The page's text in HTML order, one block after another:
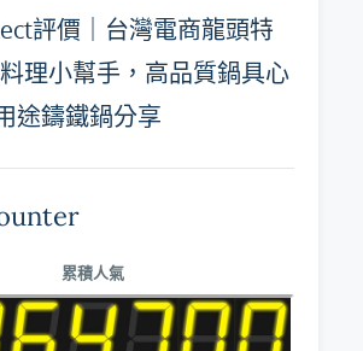
評價｜台灣電商龍頭特
理小幫手，高品質鍋具心
途鑄鐵鍋分享
累積人氣